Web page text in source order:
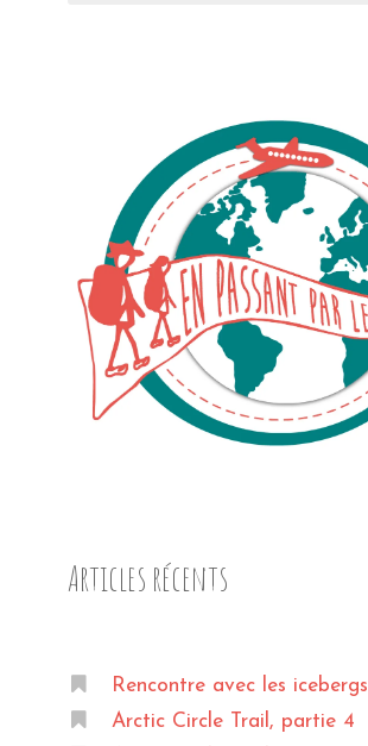
Articles récents
Rencontre avec les icebergs
Arctic Circle Trail, partie 4